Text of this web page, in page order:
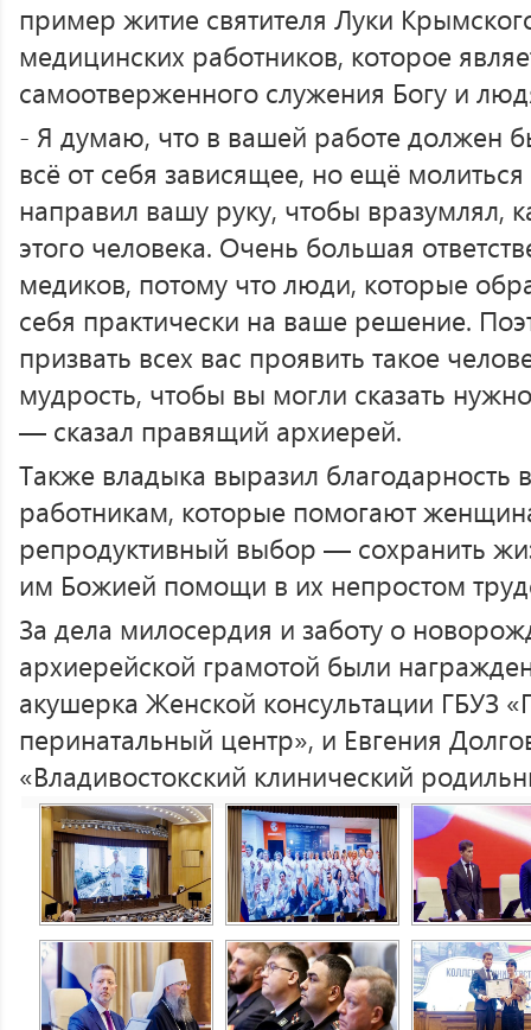
пример житие святителя Луки
медицинских работников, которое
самоотверженного служения Богу и
- Я думаю, что в вашей работе должен
всё от себя зависящее, но ещё
направил вашу руку, чтобы вразумлял,
этого человека. Очень большая
медиков, потому что люди, которые
себя практически на ваше решение.
призвать всех вас проявить такое
мудрость, чтобы вы могли сказать
— сказал правящий архиерей.
Также владыка выразил благодарность
работникам, которые помогают
репродуктивный выбор — сохранить
им Божией помощи в их непростом
За дела милосердия и заботу о
архиерейской грамотой были
акушерка Женской консультации ГБУЗ
перинатальный центр», и Евгения
«Владивостокский клинический